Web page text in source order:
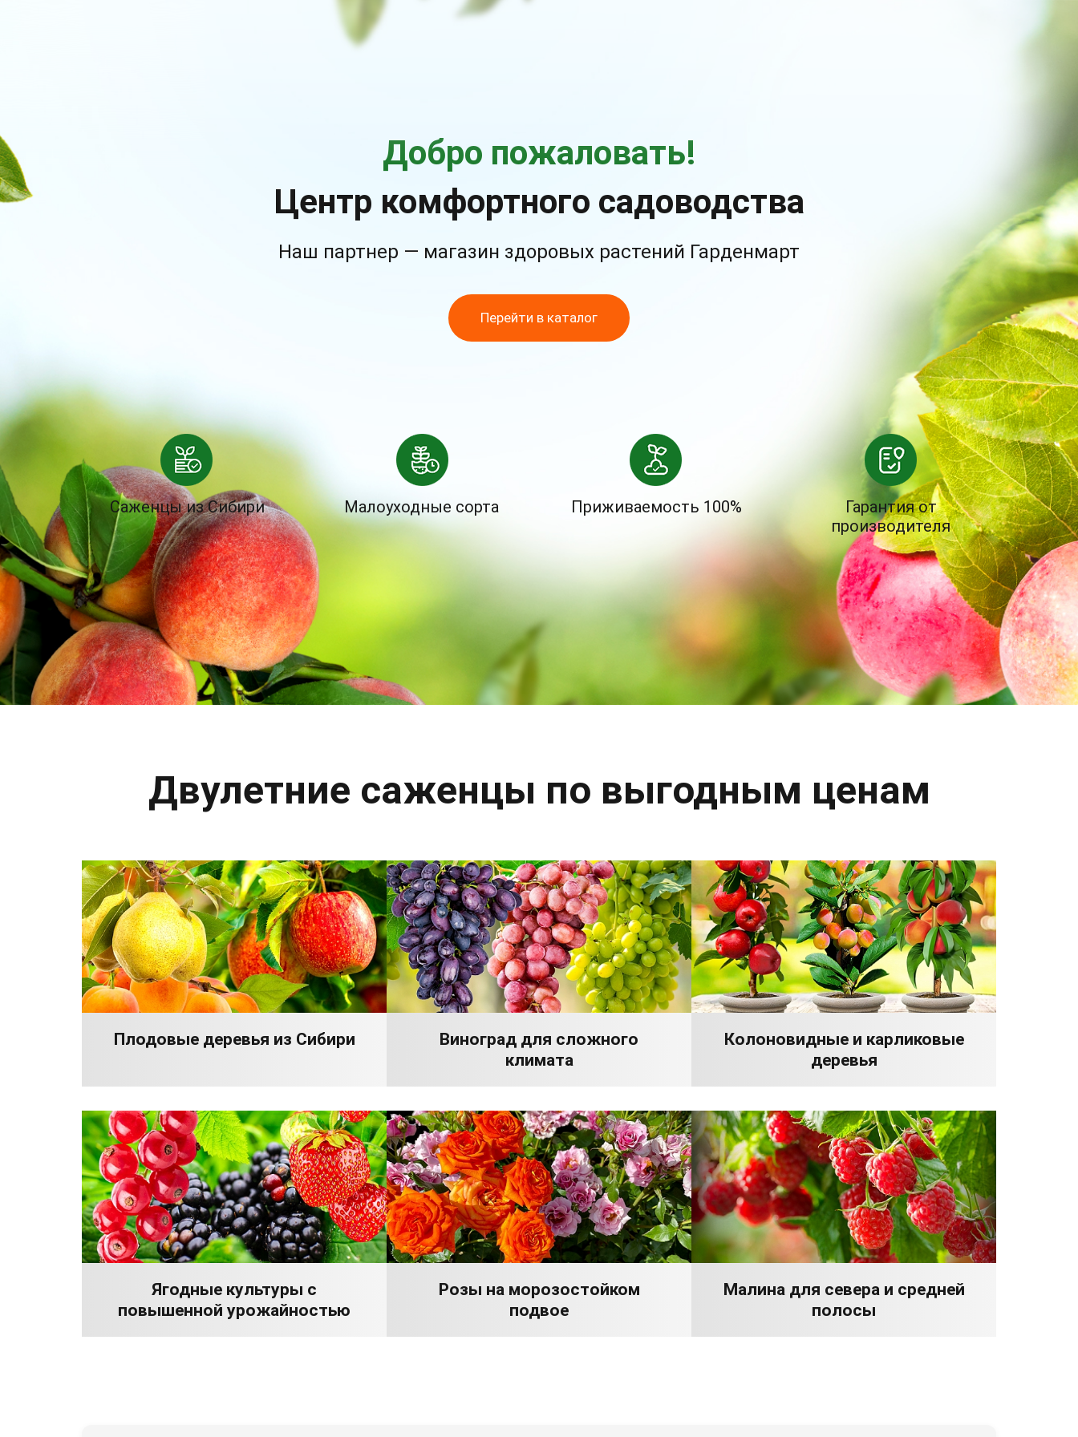
Добро пожаловать!
Центр комфортного садоводства
Наш партнер — магазин здоровых растений Гарденмарт
Перейти в каталог
Саженцы из Сибири Малоуходные сорта Приживаемость 100%
Гарантия от
производителя
Двулетние саженцы по выгодным ценам
Плодовые деревья из Сибири
Виноград для сложного
климата
Колоновидные и карликовые
деревья
Ягодные культуры с
повышенной урожайностью
Розы на морозостойком
подвое
Малина для севера и средней
полосы